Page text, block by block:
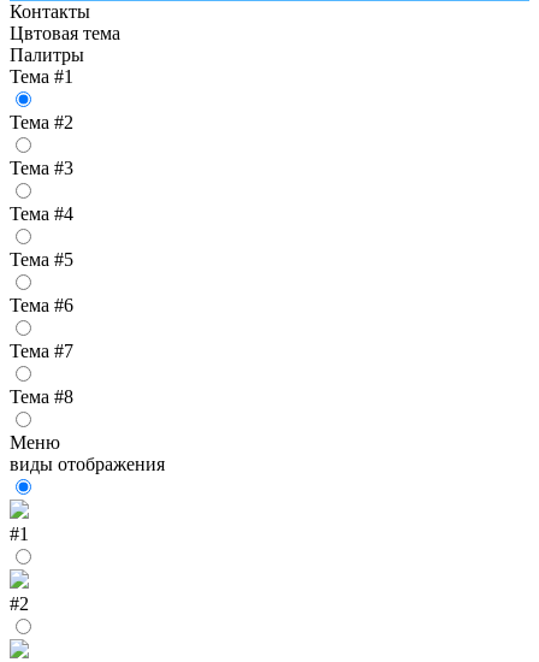
Контакты
Цвтовая тема
Палитры
Тема #1
Тема #2
Тема #3
Тема #4
Тема #5
Тема #6
Тема #7
Тема #8
Меню
виды отображения
#1
#2